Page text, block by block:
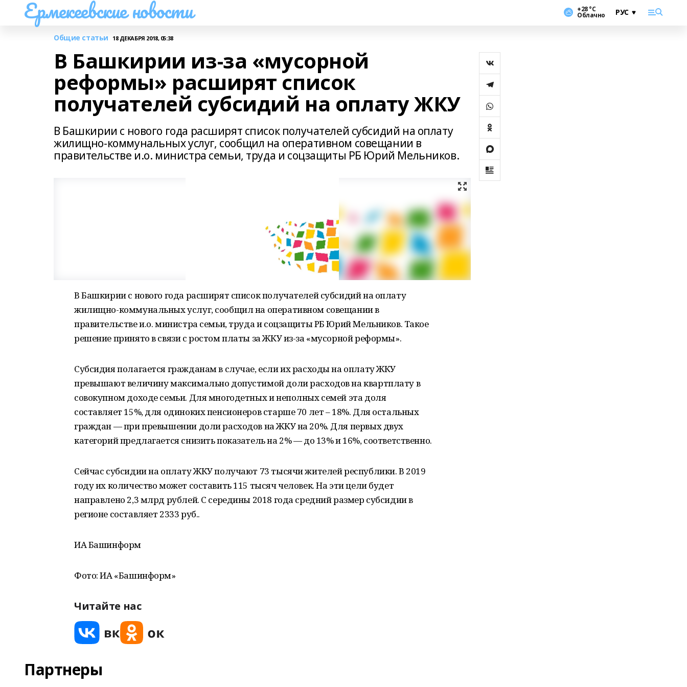
Ермекеевские новости +28 °С
Облачно
Общие статьи 18 ДЕКАБРЯ 2018, 05:38
В Башкирии из-за «мусорной
реформы» расширят список
получателей субсидий на оплату ЖКУ
В Башкирии с нового года расширят список получателей субсидий на оплату
жилищно-коммунальных услуг, сообщил на оперативном совещании в
правительстве и.о. министра семьи, труда и соцзащиты РБ Юрий Мельников.
В Башкирии с нового года расширят список получателей субсидий на оплату
жилищно-коммунальных услуг, сообщил на оперативном совещании в
правительстве и.о. министра семьи, труда и соцзащиты РБ Юрий Мельников. Такое
решение принято в связи с ростом платы за ЖКУ из-за «мусорной реформы».
Субсидия полагается гражданам в случае, если их расходы на оплату ЖКУ
превышают величину максимально допустимой доли расходов на квартплату в
совокупном доходе семьи. Для многодетных и неполных семей эта доля
составляет 15%, для одиноких пенсионеров старше 70 лет – 18%. Для остальных
граждан — при превышении доли расходов на ЖКУ на 20%. Для первых двух
категорий предлагается снизить показатель на 2% — до 13% и 16%, соответственно.
Сейчас субсидии на оплату ЖКУ получают 73 тысячи жителей республики. В 2019
году их количество может составить 115 тысяч человек. На эти цели будет
направлено 2,3 млрд рублей. С середины 2018 года средний размер субсидии в
регионе составляет 2333 руб..
ИА Башинформ
Фото: ИА «Башинформ»
Читайте нас
Партнеры